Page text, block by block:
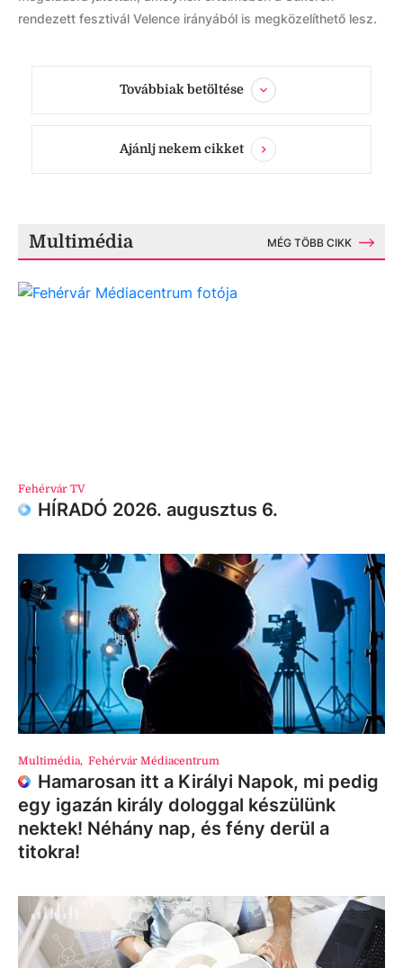
rendezett fesztivál Velence irányából is megközelíthető lesz.
Továbbiak betöltése
Ajánlj nekem cikket
Multimédia MÉG TÖBB CIKK
Fehérvár TV
HÍRADÓ 2026. augusztus 6.
Multimédia, Fehérvár Médiacentrum
Hamarosan itt a Királyi Napok, mi pedig
egy igazán király dologgal készülünk
nektek! Néhány nap, és fény derül a
titokra!